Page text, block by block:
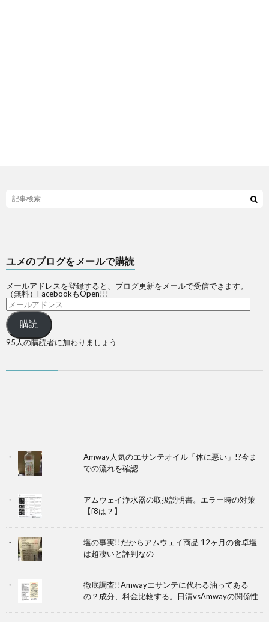
ユメのブログをメールで購読
メールアドレスを登録すると、ブログ更新をメールで受信できます。
（無料）FacebookもOpen!!!
購読
95人の購読者に加わりましょう
Amway人気のエサンテオイル「体に悪い」!?今ま
での流れを確認
アムウェイ浄水器の取扱説明書。エラー時の対策
【f8は？】
塩の事実!!だからアムウェイ商品 12ヶ月の食卓塩
は超凄いと評判なの
徹底調査!!Amwayエサンテに代わる油ってある
の？成分、料金比較する。日清vsAmwayの関係性